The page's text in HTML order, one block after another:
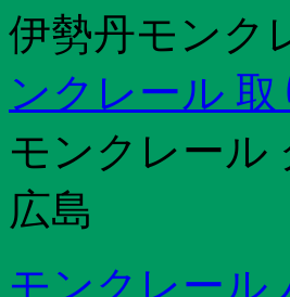
伊勢丹モンク
ンクレール 取
モンクレール
広島
モンクレール